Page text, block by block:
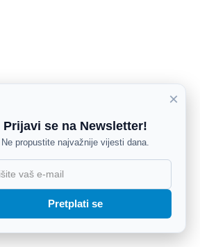
×
Prijavi se na Newsletter!
Ne propustite najvažnije vijesti dana.
Pretplati se